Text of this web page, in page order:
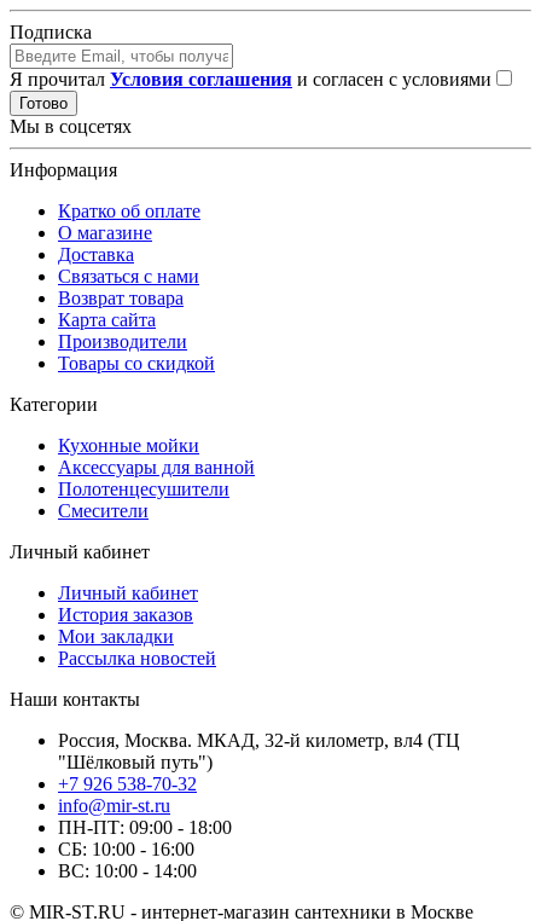
Подписка
Я прочитал Условия соглашения и согласен с условиями
Готово
Мы в соцсетях
Информация
Кратко об оплате
О магазине
Доставка
Связаться с нами
Возврат товара
Карта сайта
Производители
Товары со скидкой
Категории
Кухонные мойки
Аксессуары для ванной
Полотенцесушители
Смесители
Личный кабинет
Личный кабинет
История заказов
Мои закладки
Рассылка новостей
Наши контакты
Россия, Москва. МКАД, 32-й километр, вл4 (ТЦ
"Шёлковый путь")
+7 926 538-70-32
info@mir-st.ru
ПН-ПТ: 09:00 - 18:00
СБ: 10:00 - 16:00
ВС: 10:00 - 14:00
© MIR-ST.RU - интернет-магазин сантехники в Москве